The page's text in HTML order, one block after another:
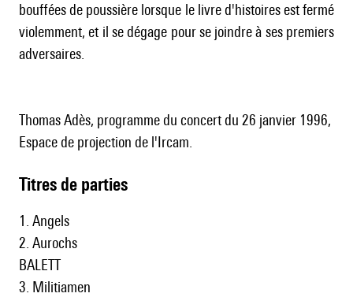
bouffées de poussière lorsque le livre d'histoires est fermé
violemment, et il se dégage pour se joindre à ses premiers
adversaires.
Thomas Adès, programme du concert du 26 janvier 1996,
Espace de projection de l'Ircam.
Titres de parties
1. Angels
2. Aurochs
BALETT
3. Militiamen